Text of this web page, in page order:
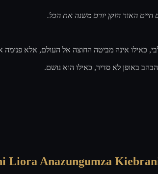
האור הזקן יורם משנה את הכל.
כאילו אינה מביטה החוצה אל העולם, אלא פנימה
באופן לא סדיר, כאילו הוא נושם.
Liora Anazungumza